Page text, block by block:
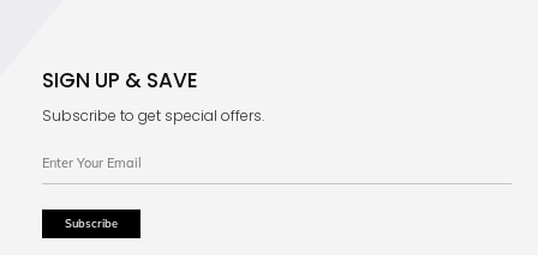
SIGN UP & SAVE
Subscribe to get special offers.